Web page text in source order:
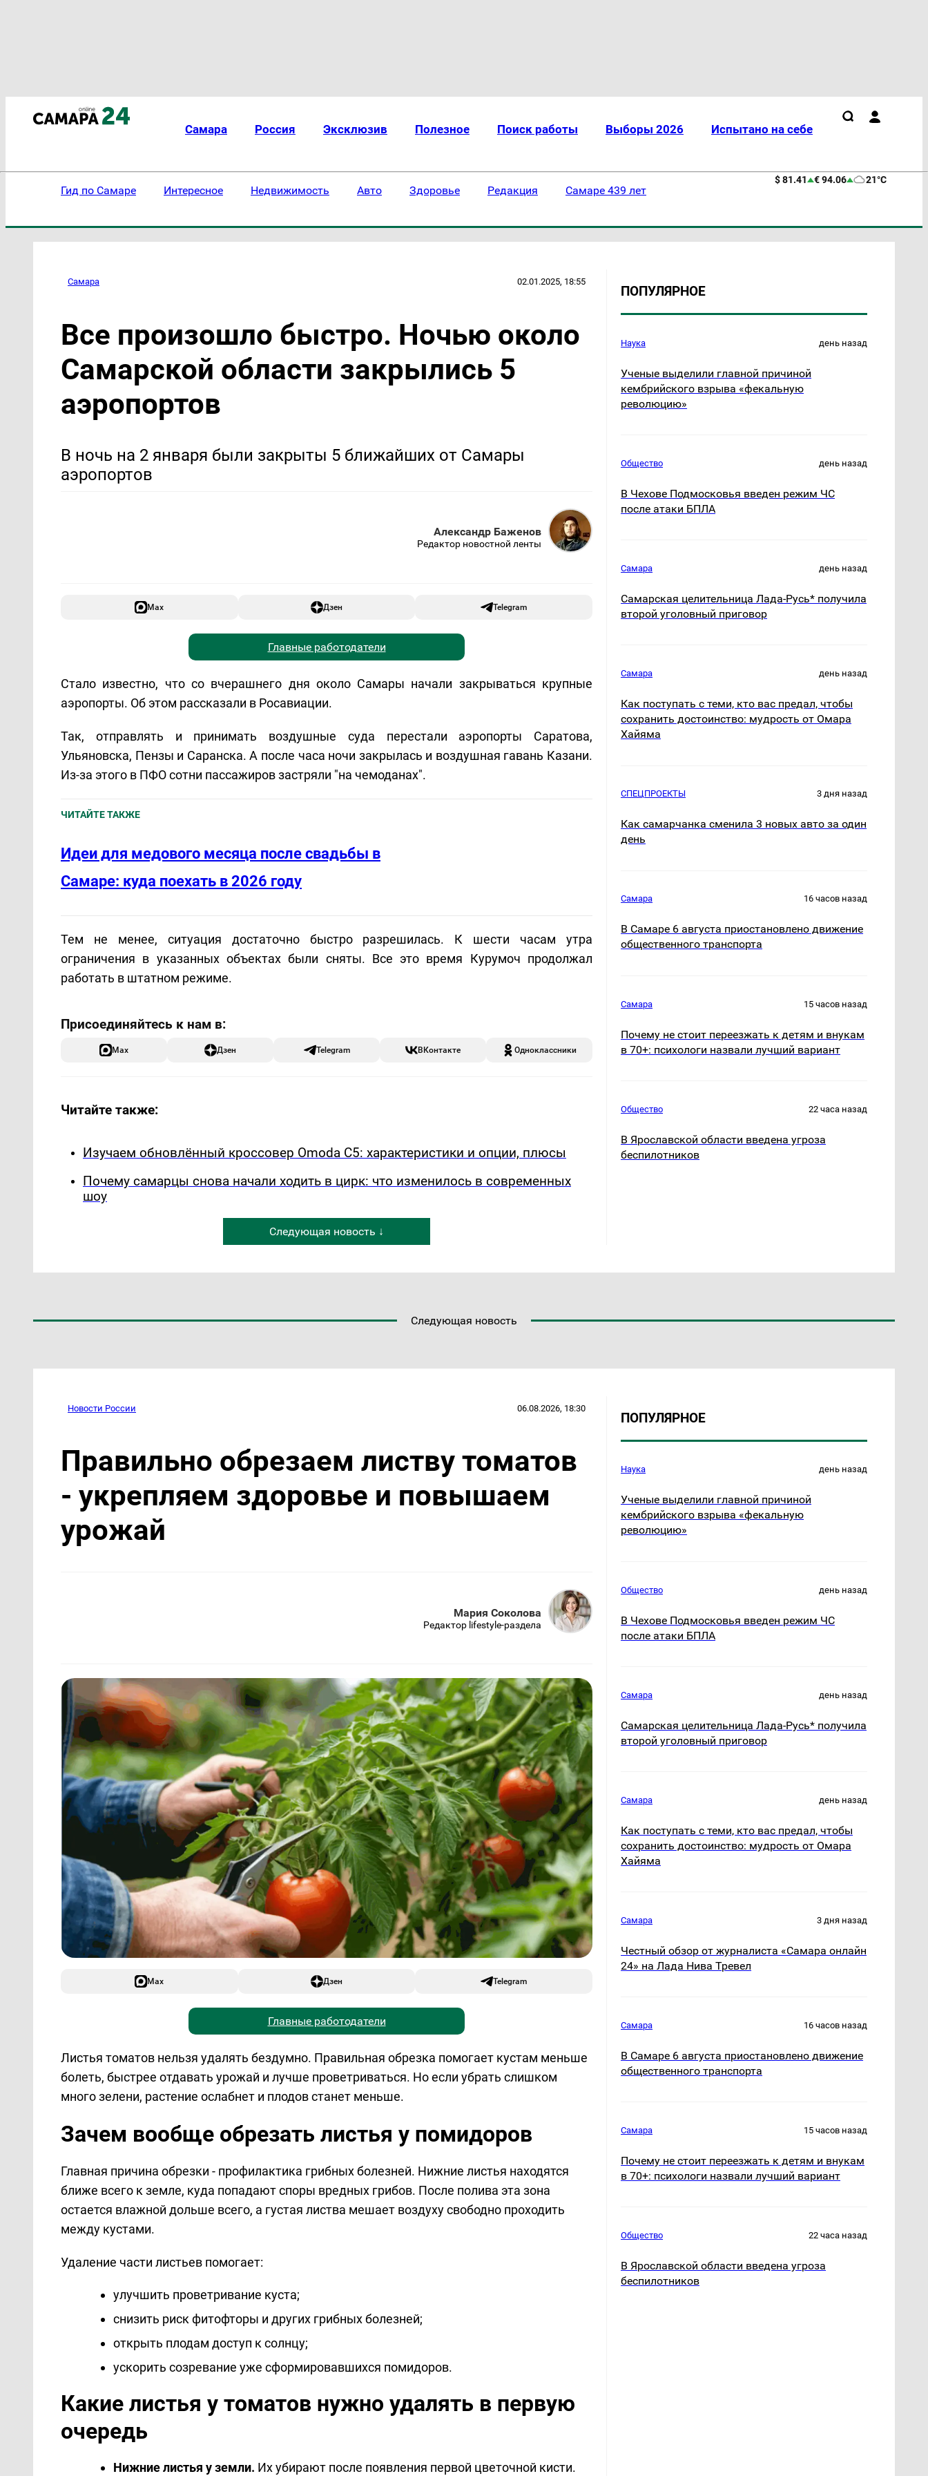
Самара Россия Эксклюзив Полезное Поиск работы Выборы 2026 Испытано на себе
Гид по Самаре Интересное Недвижимость Авто Здоровье Редакция Самаре 439 лет
$ 81.41 € 94.06 21°C
Самара 02.01.2025, 18:55
Все произошло быстро. Ночью около
Самарской области закрылись 5
аэропортов
В ночь на 2 января были закрыты 5 ближайших от Самары
аэропортов
Александр Баженов
Редактор новостной ленты
Max Дзен Telegram
Главные работодатели
Стало известно, что со вчерашнего дня около Самары начали закрываться крупные
аэропорты. Об этом рассказали в Росавиации.
Так, отправлять и принимать воздушные суда перестали аэропорты Саратова,
Ульяновска, Пензы и Саранска. А после часа ночи закрылась и воздушная гавань Казани.
Из-за этого в ПФО сотни пассажиров застряли "на чемоданах".
ЧИТАЙТЕ ТАКЖЕ
Идеи для медового месяца после свадьбы в
Самаре: куда поехать в 2026 году
Тем не менее, ситуация достаточно быстро разрешилась. К шести часам утра
ограничения в указанных объектах были сняты. Все это время Курумоч продолжал
работать в штатном режиме.
Max Дзен Telegram ВКонтакте Одноклассники
Читайте также:
Изучаем обновлённый кроссовер Omoda C5: характеристики и опции, плюсы
Почему самарцы снова начали ходить в цирк: что изменилось в современных
шоу
Следующая новость ↓
ПОПУЛЯРНОЕ
Наука день назад
Ученые выделили главной причиной
кембрийского взрыва «фекальную
революцию»
Общество день назад
В Чехове Подмосковья введен режим ЧС
после атаки БПЛА
Самара день назад
Самарская целительница Лада-Русь* получила
второй уголовный приговор
Самара день назад
Как поступать с теми, кто вас предал, чтобы
сохранить достоинство: мудрость от Омара
Хайяма
СПЕЦПРОЕКТЫ 3 дня назад
Как самарчанка сменила 3 новых авто за один
день
Самара 16 часов назад
В Самаре 6 августа приостановлено движение
общественного транспорта
Самара 15 часов назад
Почему не стоит переезжать к детям и внукам
в 70+: психологи назвали лучший вариант
Общество 22 часа назад
В Ярославской области введена угроза
беспилотников
Следующая новость
Новости России 06.08.2026, 18:30
Правильно обрезаем листву томатов
- укрепляем здоровье и повышаем
урожай
Мария Соколова
Редактор lifestyle-раздела
Max Дзен Telegram
Главные работодатели
Листья томатов нельзя удалять бездумно. Правильная обрезка помогает кустам меньше
болеть, быстрее отдавать урожай и лучше проветриваться. Но если убрать слишком
много зелени, растение ослабнет и плодов станет меньше.
Зачем вообще обрезать листья у помидоров
Главная причина обрезки - профилактика грибных болезней. Нижние листья находятся
ближе всего к земле, куда попадают споры вредных грибов. После полива эта зона
остается влажной дольше всего, а густая листва мешает воздуху свободно проходить
между кустами.
Удаление части листьев помогает:
улучшить проветривание куста;
снизить риск фитофторы и других грибных болезней;
открыть плодам доступ к солнцу;
ускорить созревание уже сформировавшихся помидоров.
Какие листья у томатов нужно удалять в первую
очередь
Нижние листья у земли. Их убирают после появления первой цветочной кисти.
ПОПУЛЯРНОЕ
Наука день назад
Ученые выделили главной причиной
кембрийского взрыва «фекальную
революцию»
Общество день назад
В Чехове Подмосковья введен режим ЧС
после атаки БПЛА
Самара день назад
Самарская целительница Лада-Русь* получила
второй уголовный приговор
Самара день назад
Как поступать с теми, кто вас предал, чтобы
сохранить достоинство: мудрость от Омара
Хайяма
Самара 3 дня назад
Честный обзор от журналиста «Самара онлайн
24» на Лада Нива Тревел
Самара 16 часов назад
В Самаре 6 августа приостановлено движение
общественного транспорта
Самара 15 часов назад
Почему не стоит переезжать к детям и внукам
в 70+: психологи назвали лучший вариант
Общество 22 часа назад
В Ярославской области введена угроза
беспилотников